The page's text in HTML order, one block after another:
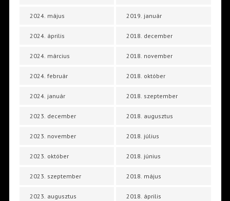
2024. május
2024. április
2024. március
2024. február
2024. január
2023. december
2023. november
2023. október
2023. szeptember
2023. augusztus
2019. január
2018. december
2018. november
2018. október
2018. szeptember
2018. augusztus
2018. július
2018. június
2018. május
2018. április